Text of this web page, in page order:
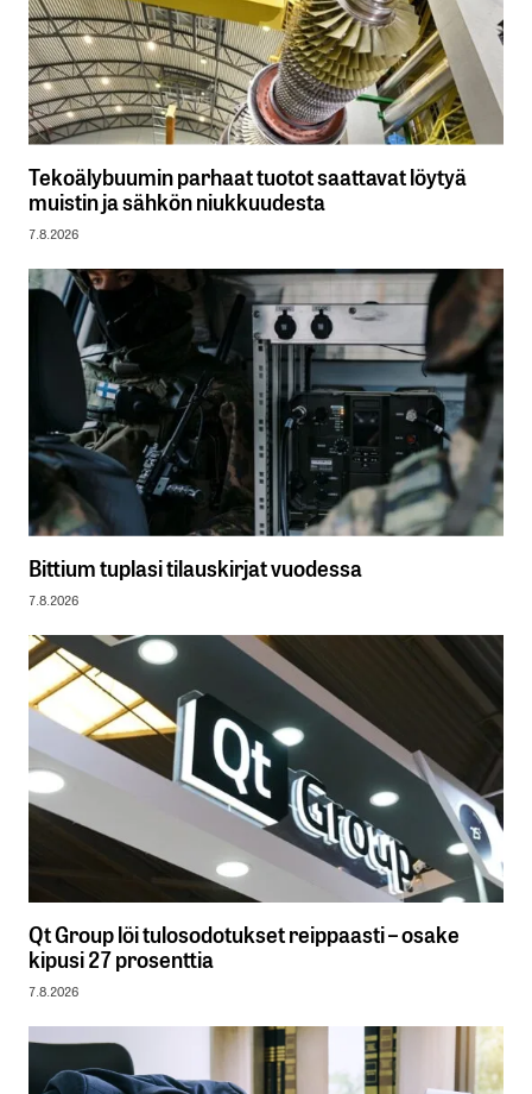
Tekoälybuumin parhaat tuotot saattavat löytyä
muistin ja sähkön niukkuudesta
7.8.2026
Bittium tuplasi tilauskirjat vuodessa
7.8.2026
Qt Group löi tulosodotukset reippaasti – osake
kipusi 27 prosenttia
7.8.2026